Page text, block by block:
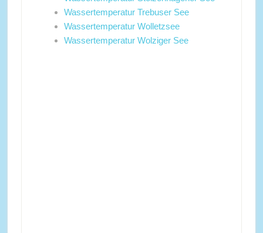
Wassertemperatur Trebuser See
Wassertemperatur Wolletzsee
Wassertemperatur Wolziger See